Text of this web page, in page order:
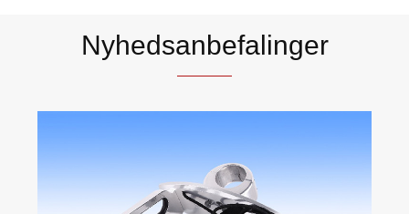
Nyhedsanbefalinger
Birmingham-udstillingen 2019